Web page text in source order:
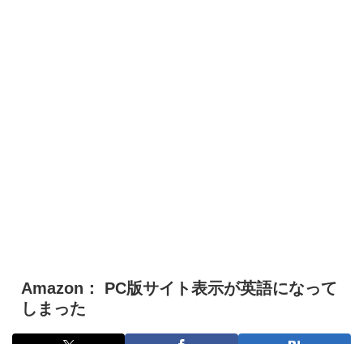
Amazon： PC版サイト表示が英語になって
しまった